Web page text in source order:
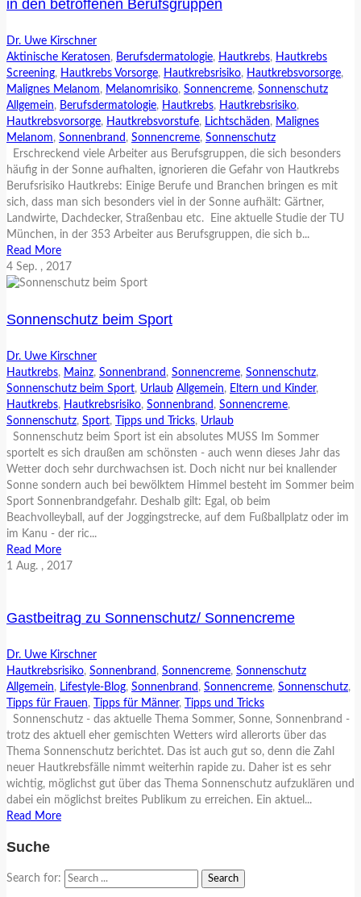
in den betroffenen Berufsgruppen
Dr. Uwe Kirschner
Aktinische Keratosen, Berufsdermatologie, Hautkrebs, Hautkrebs
Screening, Hautkrebs Vorsorge, Hautkrebsrisiko, Hautkrebsvorsorge,
Malignes Melanom, Melanomrisiko, Sonnencreme, Sonnenschutz
Allgemein, Berufsdermatologie, Hautkrebs, Hautkrebsrisiko,
Hautkrebsvorsorge, Hautkrebsvorstufe, Lichtschäden, Malignes
Melanom, Sonnenbrand , Sonnencreme, Sonnenschutz
Erschreckend viele Arbeiter aus Berufsgruppen, die sich besonders
häufig in der Sonne aufhalten, ignorieren die Gefahr von Hautkrebs
Berufsrisiko Hautkrebs: Einige Berufe und Branchen bringen es mit
sich, dass man sich besonders viel in der Sonne aufhält: Gärtner,
Landwirte, Dachdecker, Straßenbau etc. Eine aktuelle Studie der TU
München, in der 353 Arbeiter aus Berufsgruppen, die sich b...
Read More
4 Sep. , 2017
Sonnenschutz beim Sport
Dr. Uwe Kirschner
Hautkrebs, Mainz, Sonnenbrand , Sonnencreme, Sonnenschutz,
Sonnenschutz beim Sport, Urlaub Allgemein, Eltern und Kinder,
Hautkrebs, Hautkrebsrisiko, Sonnenbrand , Sonnencreme,
Sonnenschutz, Sport, Tipps und Tricks, Urlaub
Sonnenschutz beim Sport ist ein absolutes MUSS Im Sommer
sportelt es sich draußen am schönsten - auch wenn dieses Jahr das
Wetter doch sehr durchwachsen ist. Doch nicht nur bei knallender
Sonne sondern auch bei bewölktem Himmel besteht im Sommer beim
Sport Sonnenbrandgefahr. Deshalb gilt: Egal, ob beim
Beachvolleyball, auf der Joggingstrecke, auf dem Fußballplatz oder im
im Kanu - der ric...
Read More
1 Aug. , 2017
Gastbeitrag zu Sonnenschutz/ Sonnencreme
Dr. Uwe Kirschner
Hautkrebsrisiko, Sonnenbrand , Sonnencreme, Sonnenschutz
Allgemein, Lifestyle-Blog, Sonnenbrand , Sonnencreme, Sonnenschutz,
Tipps für Frauen, Tipps für Männer,
Tipps und Tricks
Sonnenschutz - das aktuelle Thema Sommer, Sonne, Sonnenbrand -
trotz des aktuell eher gemischten Wetters wird allerorts über das
Thema Sonnenschutz berichtet. Das ist auch gut so, denn die Zahl
neuer Hautkrebsfälle nimmt weiterhin rapide zu. Daher ist es sehr
wichtig, möglichst gut über das Thema Sonnenschutz aufzuklären und
dabei ein möglichst breites Publikum zu erreichen. Ein aktuel...
Read More
Suche
Search for: